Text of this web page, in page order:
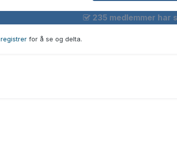
235 medlemmer har
registrerfor å se og delta.